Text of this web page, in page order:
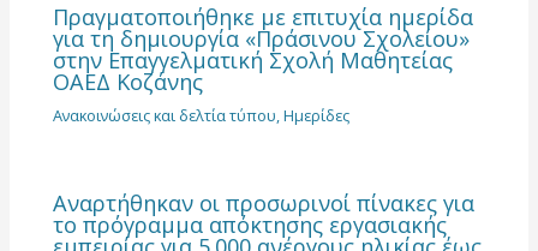
Πραγματοποιήθηκε με επιτυχία ημερίδα
για τη δημιουργία «Πράσινου Σχολείου»
στην Επαγγελματική Σχολή Μαθητείας
ΟΑΕΔ Κοζάνης
Ανακοινώσεις και δελτία τύπου,Ημερίδες
Αναρτήθηκαν οι προσωρινοί πίνακες για
το πρόγραμμα απόκτησης εργασιακής